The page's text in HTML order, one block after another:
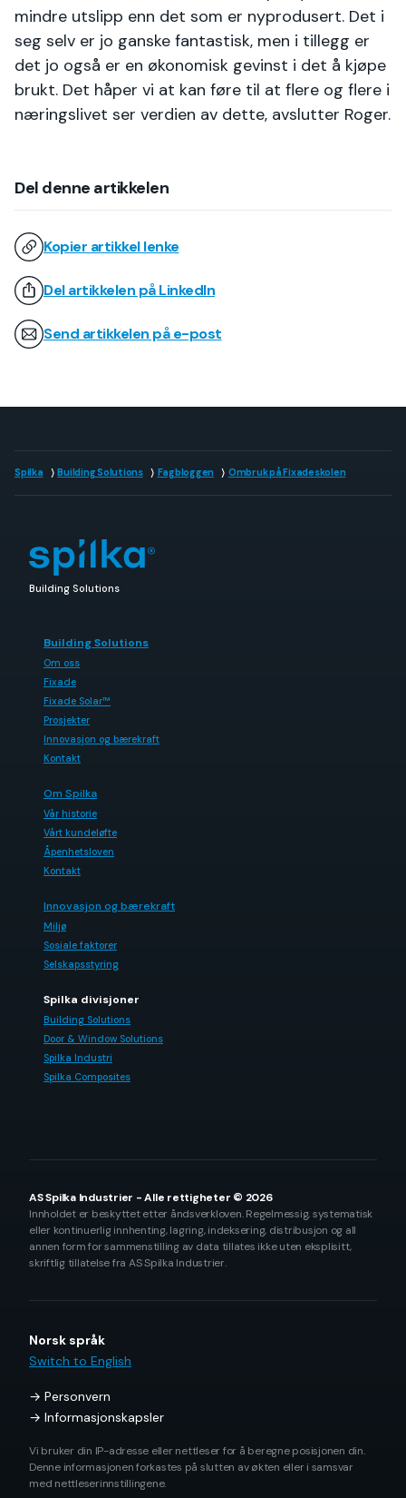
mindre utslipp enn det som er nyprodusert. Det i
seg selv er jo ganske fantastisk, men i tillegg er
det jo også er en økonomisk gevinst i det å kjøpe
brukt. Det håper vi at kan føre til at flere og flere i
næringslivet ser verdien av dette, avslutter Roger.
Del denne artikkelen
Kopier artikkel lenke
Del artikkelen på LinkedIn
Send artikkelen på e-post
Spilka Building Solutions Fagbloggen Ombruk på Fixadeskolen
Building Solutions
Building Solutions
Om oss
Fixade
Fixade Solar™
Prosjekter
Innovasjon og bærekraft
Kontakt
Om Spilka
Vår historie
Vårt kundeløfte
Åpenhetsloven
Kontakt
Innovasjon og bærekraft
Miljø
Sosiale faktorer
Selskapsstyring
Spilka divisjoner
Building Solutions
Door & Window Solutions
Spilka Industri
Spilka Composites
AS Spilka Industrier - Alle rettigheter © 2026
Innholdet er beskyttet etter åndsverkloven. Regelmessig, systematisk
eller kontinuerlig innhenting, lagring, indeksering, distribusjon og all
annen form for sammenstilling av data tillates ikke uten eksplisitt,
skriftlig tillatelse fra AS Spilka Industrier.
Norsk språk
Switch to English
Personvern
Informasjonskapsler
Vi bruker din IP-adresse eller nettleser for å beregne posisjonen din.
Denne informasjonen forkastes på slutten av økten eller i samsvar
med nettleserinnstillingene.